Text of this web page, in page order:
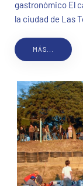
gastronómico El
la ciudad de Las
MÁS...